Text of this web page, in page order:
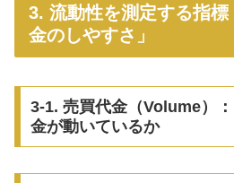
3. 流動性を測定する指
金のしやすさ」
3-1. 売買代金（Volume）
金が動いているか